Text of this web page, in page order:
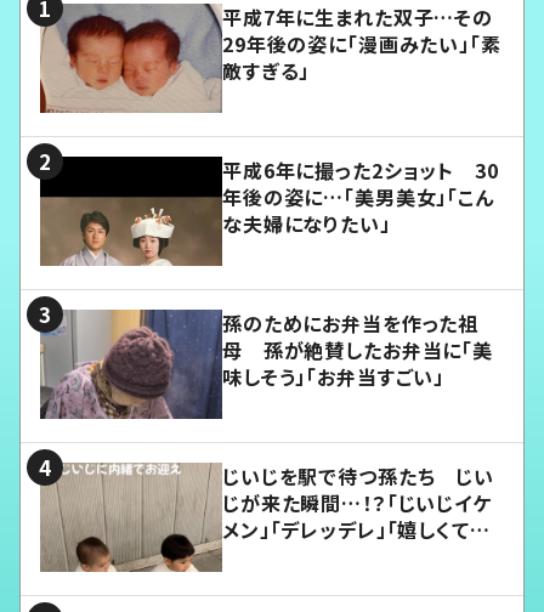
平成7年に生まれた双子…その
29年後の姿に「漫画みたい」「素
敵すぎる」
平成6年に撮った2ショット 30
年後の姿に…「美男美女」「こん
な夫婦になりたい」
孫のためにお弁当を作った祖
母 孫が絶賛したお弁当に「美
味しそう」「お弁当すごい」
じいじを駅で待つ孫たち じい
じが来た瞬間…！？「じいじイケ
メン」「デレッデレ」「嬉しくて可